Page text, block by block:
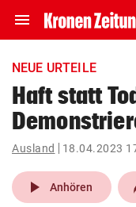
menu Navigation
ein-/ausklappen
account_circle Anmelden
pin_drop
Wien
NEUE URTEILE
Haft statt
Ausland 18.04.2023
play_arrow Anhören